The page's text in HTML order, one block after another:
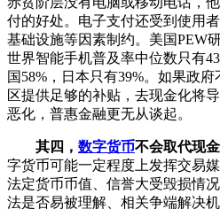
付的好处。电子支付还受到使用
基础设施等因素制约。美国PEW
世界智能手机普及率中位数只有
国58%，日本只有39%。如果政
区提供足够的补贴，去现金化将
恶化，普惠金融更无从谈起。
其四， 数字货币不会取代现金
字货币可能一定程度上发挥交易
法定货币币值、信誉大受毁损情
法是否易被理解、相关争端解决